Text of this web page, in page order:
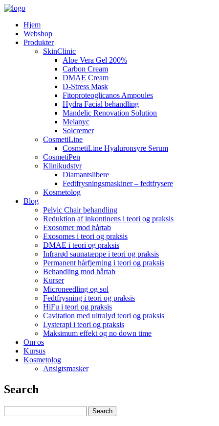
Hjem
Webshop
Produkter
SkinClinic
Aloe Vera Gel 200%
Carbon Cream
DMAE Cream
D-Stress Mask
Fitoproteoglicanos Ampoules
Hydra Facial behandling
Mandelic Renovation Solution
Melanyc
Solcremer
CosmetiLine
CosmetiLine Hyaluronsyre Serum
CosmetiPen
Klinikudstyr
Diamantslibere
Fedtfrysningsmaskiner – fedtfrysere
Kosmetolog
Blog
Pelvic Chair behandling
Reduktion af inkontinens i teori og praksis
Exosomer mod hårtab
Exosomes i teori og praksis
DMAE i teori og praksis
Infrarød saunatæppe i teori og praksis
Permanent hårfjerning i teori og praksis
Behandling mod hårtab
Kurser
Microneedling og sol
Fedtfrysning i teori og praksis
HiFu i teori og praksis
Cavitation med ultralyd teori og praksis
Lysterapi i teori og praksis
Maksimum effekt og no down time
Om os
Kursus
Kosmetolog
Ansigtsmasker
Search